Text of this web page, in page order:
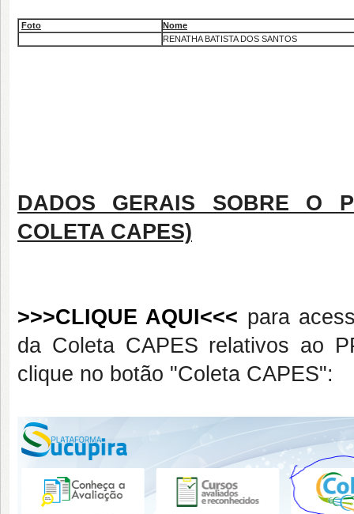
Foto
Nome
RENATHA BATISTA DOS SANTOS
DADOS GERAIS SOBRE O
COLETA CAPES)
>>>CLIQUE AQUI<<< para
da Coleta CAPES relativos ao
clique no botão "Coleta CAPES":